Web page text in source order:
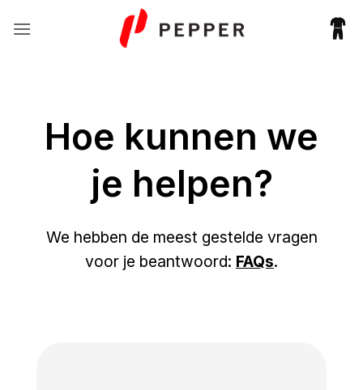
naar
Hoe kunnen we
je helpen?
We hebben de meest gestelde vragen
voor je beantwoord: FAQs.